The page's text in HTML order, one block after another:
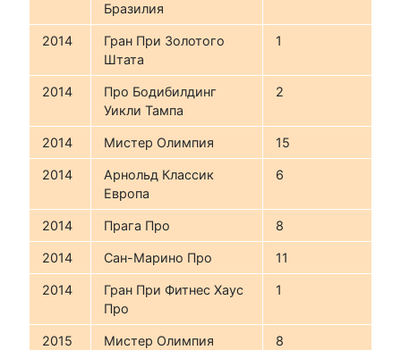
Бразилия
2014
Гран При Золотого
Штата
1
2014
Про Бодибилдинг
Уикли Тампа
2
2014 Мистер Олимпия 15
2014
Арнольд Классик
Европа
6
2014 Прага Про 8
2014 Сан-Марино Про 11
2014
Гран При Фитнес Хаус
Про
1
2015 Мистер Олимпия 8